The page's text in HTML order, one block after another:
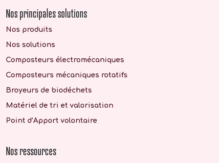
Nos principales solutions
Nos produits
Nos solutions
Composteurs électromécaniques
Composteurs mécaniques rotatifs
Broyeurs de biodéchets
Matériel de tri et valorisation
Point d’Apport volontaire
Nos ressources